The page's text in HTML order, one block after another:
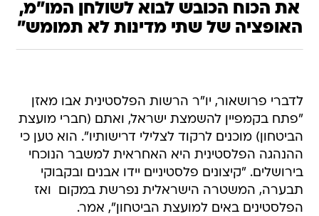
את הכוח הכובש לבוא לשולחן המו"מ,
האופציה של שתי מדינות לא תמומש"
לדברי פרושאור, יו"ר הרשות הפלסטינית אבו מאזן
"פתח בקמפיין להשמצת ישראל, ואתם (חברי מועצת
הביטחון) מוכנים לרקוד לצלילי דרישותיו". הוא טען כי
ההנהגה הפלסטינית היא האחראית למשבר הנוכחי
בירושלים. "קיצונים פלסטיניים יידו אבנים ובקבוקי
תבערה, המשטרה הישראלית נפרשת במקום  ואז
הפלסטינים באים למועצת הביטחון", אמר.